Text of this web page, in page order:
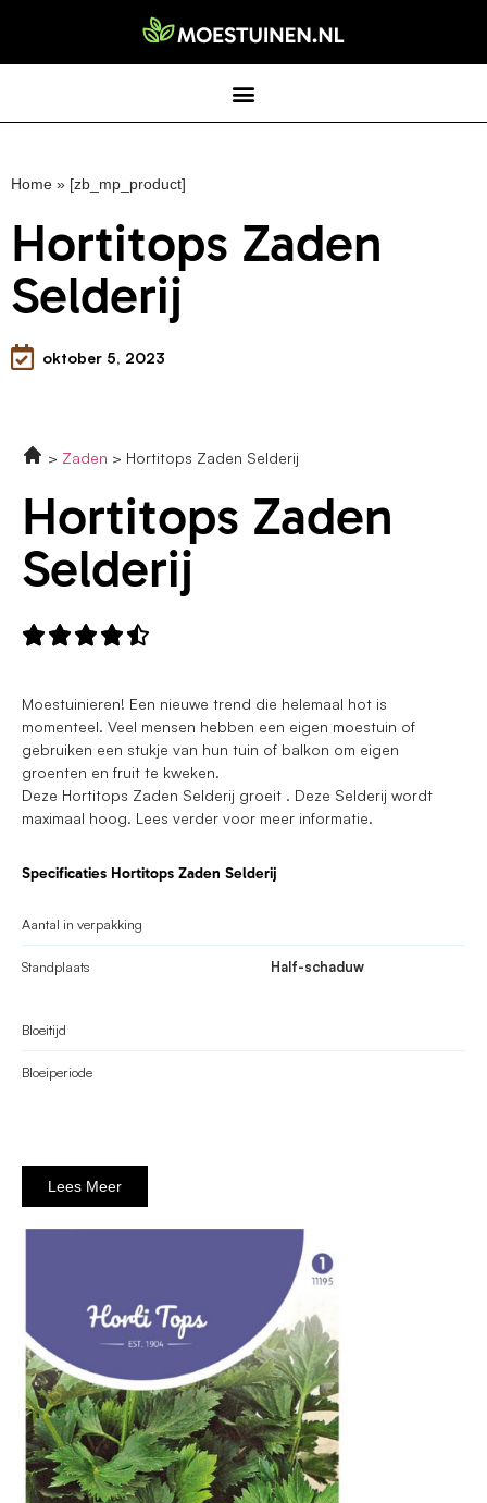
Home » [zb_mp_product]
Hortitops Zaden
Selderij
oktober 5, 2023
Zaden Hortitops Zaden Selderij
Hortitops Zaden
Selderij

Moestuinieren! Een nieuwe trend die helemaal hot is
momenteel. Veel mensen hebben een eigen moestuin of
gebruiken een stukje van hun tuin of balkon om eigen
groenten en fruit te kweken.
Deze Hortitops Zaden Selderij groeit . Deze Selderij wordt
maximaal hoog. Lees verder voor meer informatie.
Specificaties Hortitops Zaden Selderij
Aantal in verpakking
Standplaats Half-schaduw
Bloeitijd
Bloeiperiode
Lees Meer